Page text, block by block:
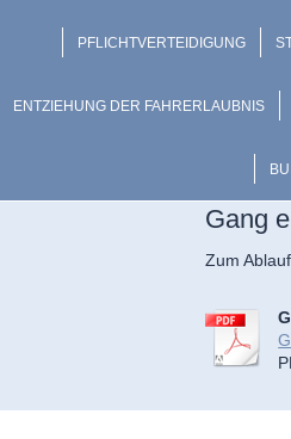
PFLICHTVERTEIDIGUNG
ENTZIEHUNG DER FAHRERLAUBNIS
Gang
Zum